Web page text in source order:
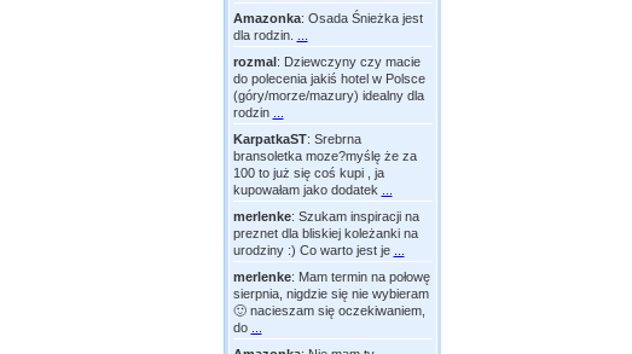
Amazonka: Osada Śnieżka jest
dla rodzin.
rozmal: Dziewczyny czy macie
do polecenia jakiś hotel w Polsce
(góry/morze/mazury) idealny dla
rodzin
KarpatkaST: Srebrna
bransoletka moze?myślę że za
100 to już się coś kupi , ja
kupowałam jako dodatek
merlenke: Szukam inspiracji na
preznet dla bliskiej koleżanki na
urodziny :) Co warto jest je
merlenke: Mam termin na połowę
sierpnia, nigdzie się nie wybieram
🙂 nacieszam się oczekiwaniem,
do